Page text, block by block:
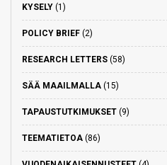
KYSELY (1)
POLICY BRIEF (2)
RESEARCH LETTERS (58)
SÄÄ MAAILMALLA (15)
TAPAUSTUTKIMUKSET (9)
TEEMATIETOA (86)